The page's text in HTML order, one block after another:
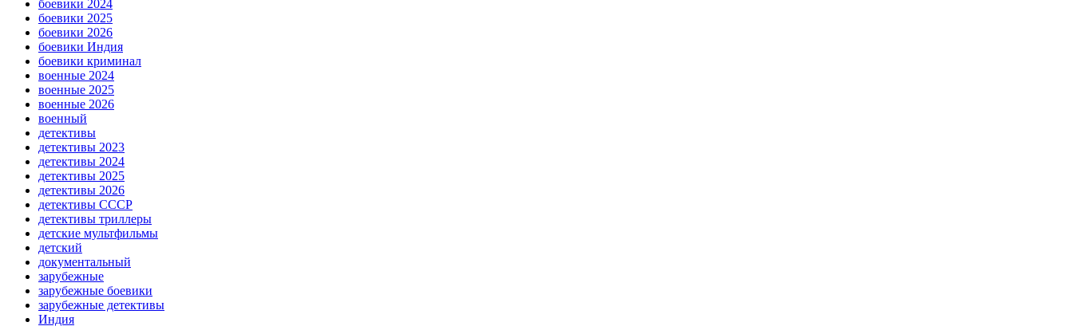
боевики 2024
боевики 2025
боевики 2026
боевики Индия
боевики криминал
военные 2024
военные 2025
военные 2026
военный
детективы
детективы 2023
детективы 2024
детективы 2025
детективы 2026
детективы СССР
детективы триллеры
детские мультфильмы
детский
документальный
зарубежные
зарубежные боевики
зарубежные детективы
Индия